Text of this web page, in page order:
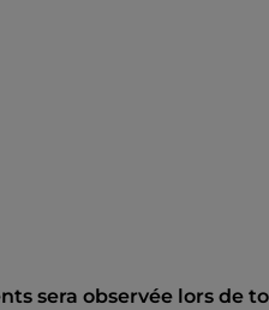
sera observée lors de